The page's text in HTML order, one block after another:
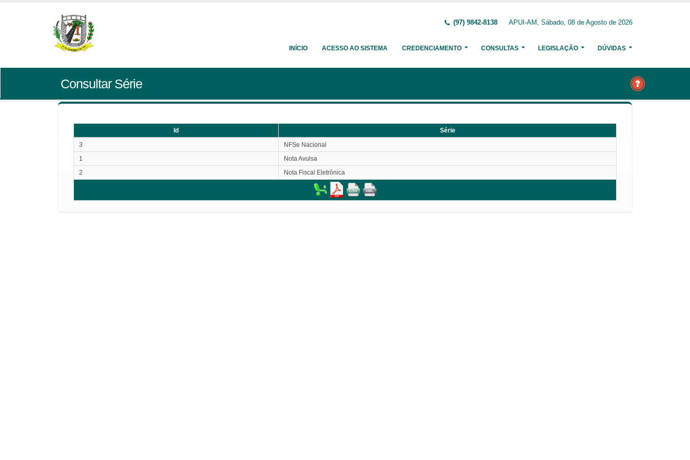
(97) 9842-8138 APUI-AM, Sábado, 08 de Agosto de 2026
INÍCIO ACESSO AO SISTEMA CREDENCIAMENTO CONSULTAS LEGISLAÇÃO DÚVIDAS
Consultar Série
Id
Série
3
NFSe Nacional
1
Nota Avulsa
2
Nota Fiscal Eletrônica